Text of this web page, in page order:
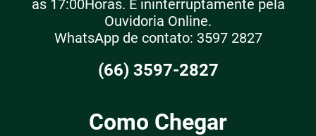
às 17:00Horas. E ininterruptamente pela
Ouvidoria Online.
WhatsApp de contato: 3597 2827
(66) 3597-2827
Como Chegar